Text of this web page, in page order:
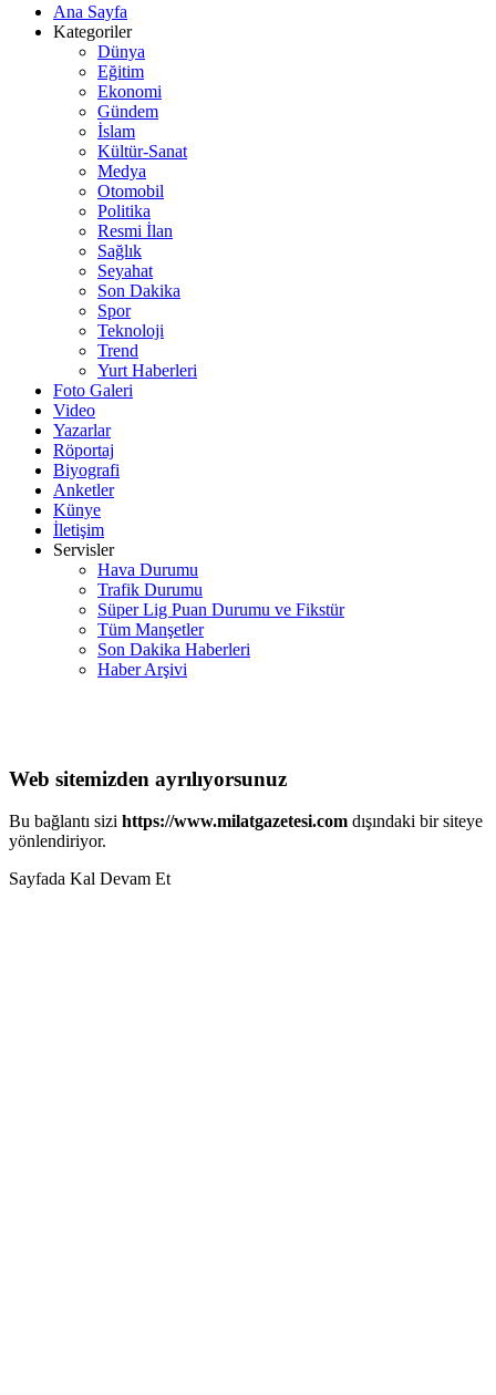
Ana Sayfa
Kategoriler
Dünya
Eğitim
Ekonomi
Gündem
İslam
Kültür-Sanat
Medya
Otomobil
Politika
Resmi İlan
Sağlık
Seyahat
Son Dakika
Spor
Teknoloji
Trend
Yurt Haberleri
Foto Galeri
Video
Yazarlar
Röportaj
Biyografi
Anketler
Künye
İletişim
Servisler
Hava Durumu
Trafik Durumu
Süper Lig Puan Durumu ve Fikstür
Tüm Manşetler
Son Dakika Haberleri
Haber Arşivi
Web sitemizden ayrılıyorsunuz
Bu bağlantı sizi https://www.milatgazetesi.com dışındaki bir siteye
yönlendiriyor.
Sayfada Kal Devam Et